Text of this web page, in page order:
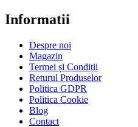
Informatii
Despre noi
Magazin
Termei și Condiții
Returul Produselor
Politica GDPR
Politica Cookie
Blog
Contact